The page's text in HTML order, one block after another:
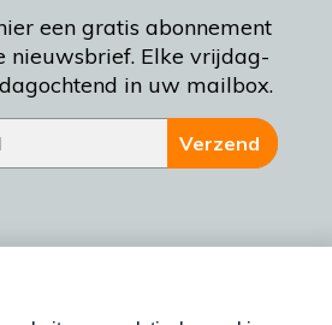
een gratis abonnement
nieuwsbrief. Elke vrijdag-
in uw mailbox.
Verzend